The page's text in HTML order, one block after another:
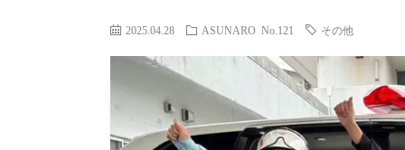
2025.04.28 ASUNARO No.121 その他